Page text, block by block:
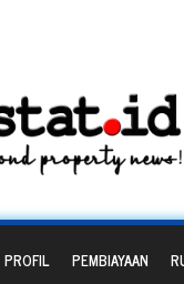
PROFIL PEMBIAYAAN